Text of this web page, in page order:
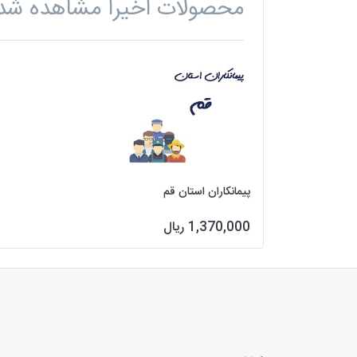
محصولات اخیرا مشاهده
پیمانکاران استان قم
1,370,000 ریال